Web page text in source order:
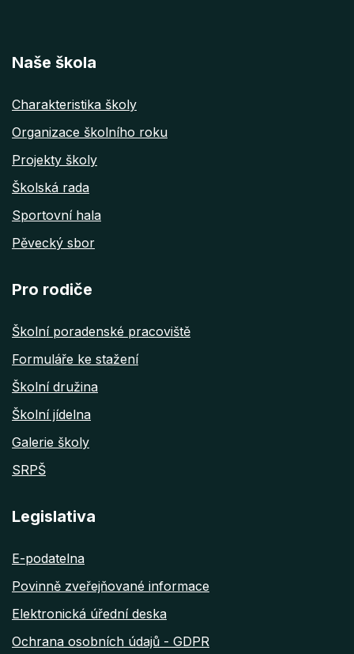
Naše škola
Charakteristika školy
Organizace školního roku
Projekty školy
Školská rada
Sportovní hala
Pěvecký sbor
Pro rodiče
Školní poradenské pracoviště
Formuláře ke stažení
Školní družina
Školní jídelna
Galerie školy
SRPŠ
Legislativa
E-podatelna
Povinně zveřejňované informace
Elektronická úřední deska
Ochrana osobních údajů - GDPR